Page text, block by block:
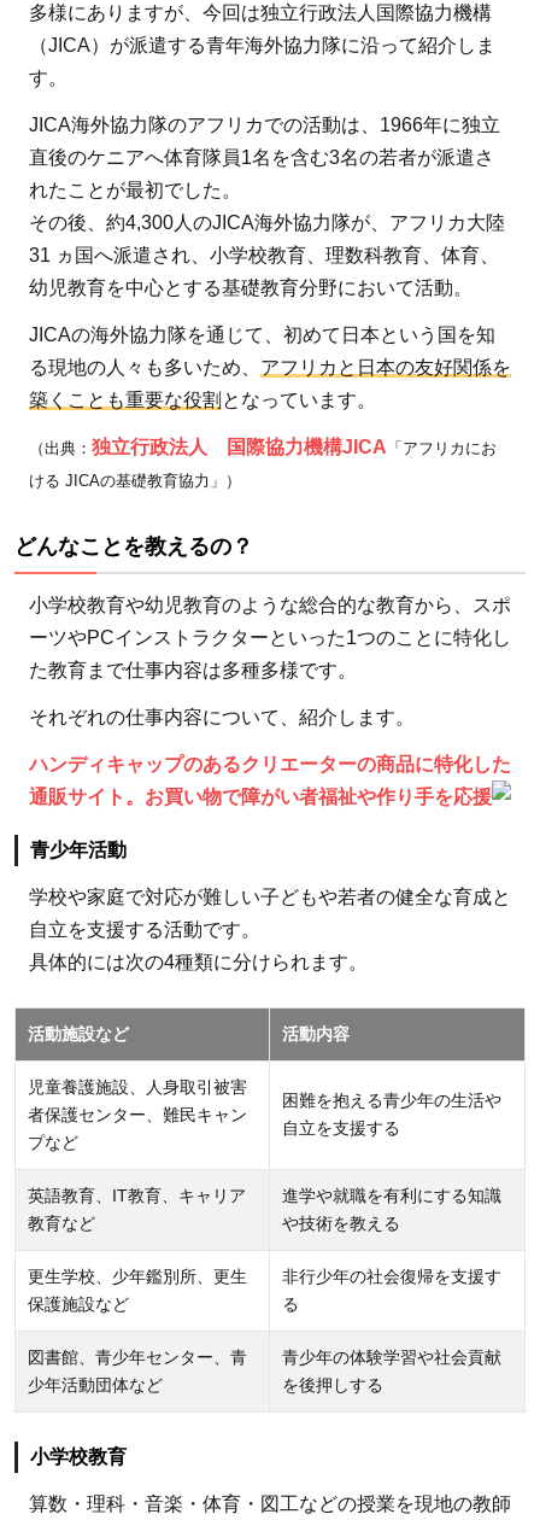
教
え
る
ラ
ン
テ
ィ
ア
と
1.1
どん
なこ
の？
1.1.1
青少年
活動
1.1.2
教育
1.1.3
1.1.4
日本語
1.1.5
1.1.6
スポー
1.1.7
ンスト
ラクタ
1.1.8
理科教
育
多様にありますが、今回は独立行政法人国際協力機構
（JICA）が派遣する青年海外協力隊に沿って紹介しま
す。
JICA海外協力隊のアフリカでの活動は、1966年に独立
直後のケニアへ体育隊員1名を含む3名の若者が派遣さ
れたことが最初でした。
その後、約4,300人のJICA海外協力隊が、アフリカ大陸
31 ヵ国へ派遣され、小学校教育、理数科教育、体育、
幼児教育を中心とする基礎教育分野において活動。
JICAの海外協力隊を通じて、初めて日本という国を知
る現地の人々も多いため、 アフリカと日本の友好関係を
築くことも重要な役割 となっています。
（出典： 独立行政法人 国際協力機構JICA 「アフリカにお
ける JICAの基礎教育協力」）
どんなことを教えるの？
小学校教育や幼児教育のような総合的な教育から、スポ
ーツやPCインストラクターといった1つのことに特化し
た教育まで仕事内容は多種多様です。
それぞれの仕事内容について、紹介します。
ハンディキャップのあるクリエーターの商品に特化した
通販サイト。お買い物で障がい者福祉や作り手を応援
青少年活動
学校や家庭で対応が難しい子どもや若者の健全な育成と
自立を支援する活動です。
具体的には次の4種類に分けられます。
活動施設など 活動内容
児童養護施設、人身取引被害
者保護センター、難民キャン
プなど
困難を抱える青少年の生活や
自立を支援する
英語教育、IT教育、キャリア
教育など
進学や就職を有利にする知識
や技術を教える
更生学校、少年鑑別所、更生
保護施設など
非行少年の社会復帰を支援す
る
図書館、青少年センター、青
少年活動団体など
青少年の体験学習や社会貢献
を後押しする
小学校教育
算数・理科・音楽・体育・図工などの授業を現地の教師